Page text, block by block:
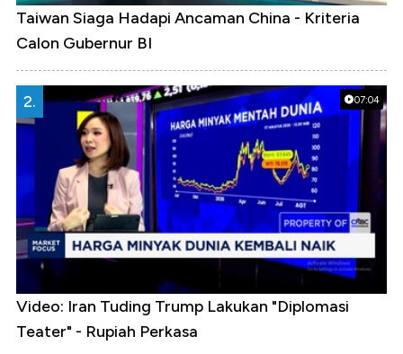
Taiwan Siaga Hadapi Ancaman China - Kriteria
Calon Gubernur BI
07:04
2.
Video: Iran Tuding Trump Lakukan "Diplomasi
Teater" - Rupiah Perkasa